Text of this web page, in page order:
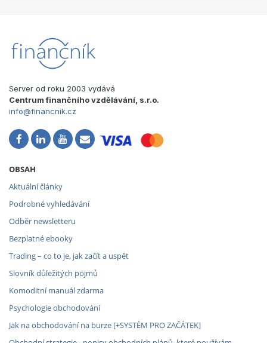
Server od roku 2003 vydává
Centrum finančního vzdělávání, s.r.o.
info@financnik.cz
OBSAH
Aktuální články
Podrobné vyhledávání
Odběr newsletteru
Bezplatné ebooky
Trading – co to je, jak začít a uspět
Slovník důležitých pojmů
Komoditní manuál zdarma
Psychologie obchodování
Jak na obchodování na burze [+SYSTÉM PRO ZAČÁTEK]